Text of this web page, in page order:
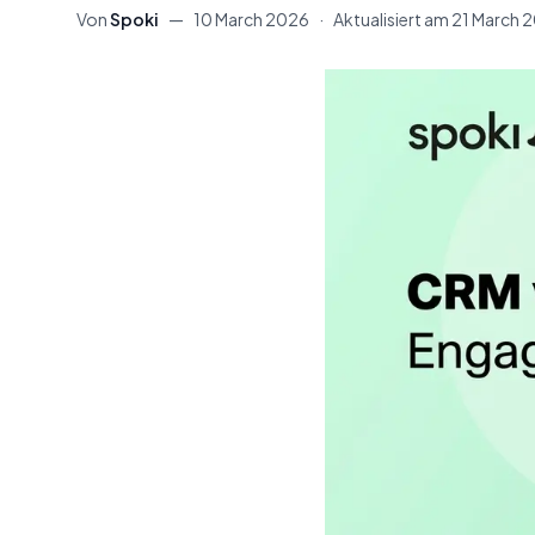
VonSpoki — 10 March 2026 · Aktualisiert am 21 March